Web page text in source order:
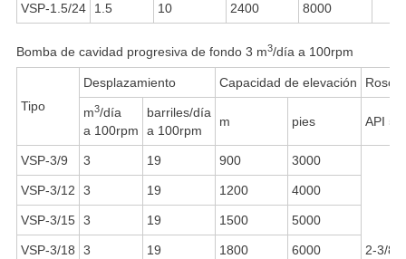
VSP-1.5/24 1.5 10 2400 8000
Bomba de cavidad progresiva de fondo 3 m3/día a 100rpm
Tipo
Desplazamiento Capacidad de elevación Rosca
m3/día
a 100rpm
barriles/día
a 100rpm
m pies API
VSP-3/9 3 19 900 3000
2-3/
VSP-3/12 3 19 1200 4000
VSP-3/15 3 19 1500 5000
VSP-3/18 3 19 1800 6000